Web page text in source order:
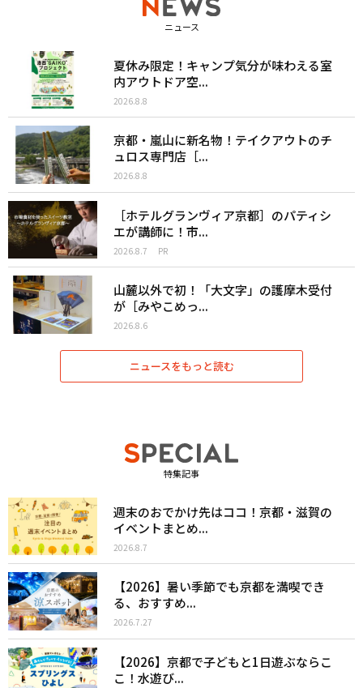
ニュース
夏休み限定！キャンプ気分が味わえる室
内アウトドア空...
2026.8.8
京都・嵐山に新名物！テイクアウトのチ
ュロス専門店［...
2026.8.8
［ホテルグランヴィア京都］のパティシ
エが講師に！市...
2026.8.7 PR
山麓以外で初！「大文字」の護摩木受付
が［みやこめっ...
2026.8.6
ニュースをもっと読む
特集記事
週末のおでかけ先はココ！京都・滋賀の
イベントまとめ...
2026.8.7
【2026】暑い季節でも京都を満喫でき
る、おすすめ...
2026.7.27
【2026】京都で子どもと1日遊ぶならこ
こ！水遊び...